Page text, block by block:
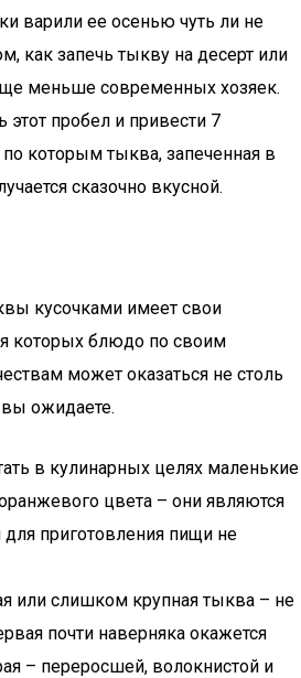
варили ее осенью чуть ли не
как запечь тыкву на десерт или
меньше современных хозяек.
пробел и привести 7
которым тыква, запеченная в
сказочно вкусной.
кусочками имеет свои
которых блюдо по своим
может оказаться не столь
ожидаете.
в кулинарных целях маленькие
цвета – они являются
приготовления пищи не
или слишком крупная тыква – не
почти наверняка окажется
– переросшей, волокнистой и